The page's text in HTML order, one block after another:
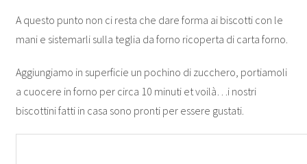
A questo punto non ci resta che dare forma ai biscotti con le
mani e sistemarli sulla teglia da forno ricoperta di carta forno.
Aggiungiamo in superficie un pochino di zucchero, portiamoli
a cuocere in forno per circa 10 minuti et voilà…i nostri
biscottini fatti in casa sono pronti per essere gustati.